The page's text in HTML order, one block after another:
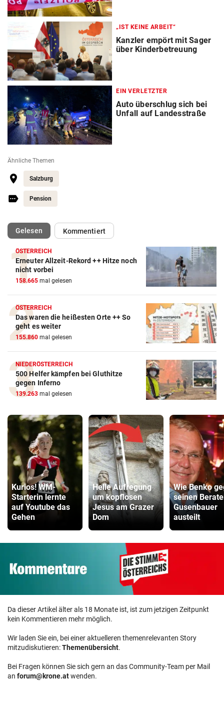
„IST KEINE ARBEIT“
Kanzler empört mit Sager
über Kinderbetreuung
EIN VERLETZTER
Auto überschlug sich bei
Unfall auf Landesstraße
Ähnliche Themen
Salzburg
Pension
Gelesen(ausgewählt)Kommentiert
ÖSTERREICH
Erneuter Allzeit-Rekord ++ Hitze noch
nicht vorbei
158.665 mal gelesen
ÖSTERREICH
Das waren die heißesten Orte ++ So
geht es weiter
155.860 mal gelesen
NIEDERÖSTERREICH
500 Helfer kämpfen bei Gluthitze
gegen Inferno
139.263 mal gelesen
Kurios! WM-
Starterin lernte
auf Youtube das
Gehen
Helle Aufregung
um kopflosen
Jesus am Grazer
Dom
Wie Benko
seinen
Gusenbauer
austeilt
Da dieser Artikel älter als 18 Monate ist, ist zum jetzigen Zeitpunkt
kein Kommentieren mehr möglich.
Wir laden Sie ein, bei einer aktuelleren themenrelevanten Story
mitzudiskutieren:Themenübersicht.
Bei Fragen können Sie sich gern an das Community-Team per Mail
an forum@krone.atwenden.